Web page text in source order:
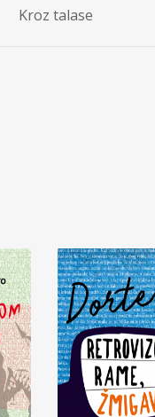
Kroz talase